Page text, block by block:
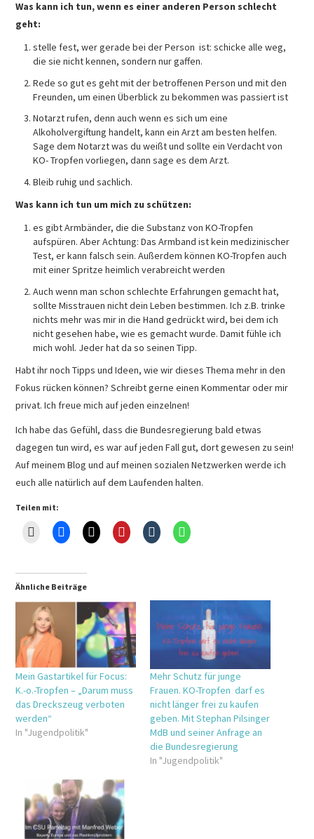
Was kann ich tun, wenn es einer anderen Person schlecht
geht:
stelle fest, wer gerade bei der Person ist: schicke alle weg,
die sie nicht kennen, sondern nur gaffen.
Rede so gut es geht mit der betroffenen Person und mit den
Freunden, um einen Überblick zu bekommen was passiert ist
Notarzt rufen, denn auch wenn es sich um eine
Alkoholvergiftung handelt, kann ein Arzt am besten helfen.
Sage dem Notarzt was du weißt und sollte ein Verdacht von
KO- Tropfen vorliegen, dann sage es dem Arzt.
Bleib ruhig und sachlich.
Was kann ich tun um mich zu schützen:
es gibt Armbänder, die die Substanz von KO-Tropfen
aufspüren. Aber Achtung: Das Armband ist kein medizinischer
Test, er kann falsch sein. Außerdem können KO-Tropfen auch
mit einer Spritze heimlich verabreicht werden
Auch wenn man schon schlechte Erfahrungen gemacht hat,
sollte Misstrauen nicht dein Leben bestimmen. Ich z.B. trinke
nichts mehr was mir in die Hand gedrückt wird, bei dem ich
nicht gesehen habe, wie es gemacht wurde. Damit fühle ich
mich wohl. Jeder hat da so seinen Tipp.
Habt ihr noch Tipps und Ideen, wie wir dieses Thema mehr in den
Fokus rücken können? Schreibt gerne einen Kommentar oder mir
privat. Ich freue mich auf jeden einzelnen!
Ich habe das Gefühl, dass die Bundesregierung bald etwas
dagegen tun wird, es war auf jeden Fall gut, dort gewesen zu sein!
Auf meinem Blog und auf meinen sozialen Netzwerken werde ich
euch alle natürlich auf dem Laufenden halten.
Teilen mit:
Ähnliche Beiträge
Mein Gastartikel für Focus:
K.-o.-Tropfen – „Darum muss
das Dreckszeug verboten
werden“
In "Jugendpolitik"
Mehr Schutz für junge
Frauen. KO-Tropfen darf es
nicht länger frei zu kaufen
geben. Mit Stephan Pilsinger
MdB und seiner Anfrage an
die Bundesregierung
In "Jugendpolitik"